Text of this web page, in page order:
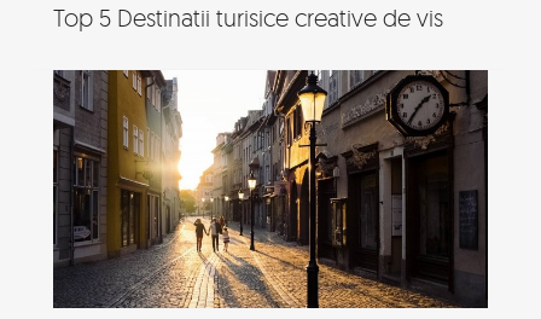
Top 5 Destinatii turisice creative de vis